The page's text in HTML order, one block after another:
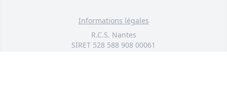
Informations légales
R.C.S. Nantes
SIRET 528 588 908 00061